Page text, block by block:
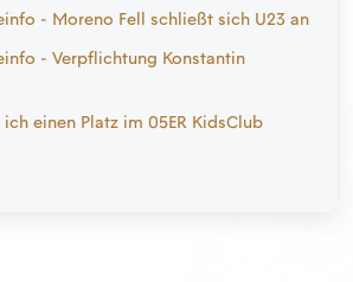
- Moreno Fell schließt sich U23 an
- Verpflichtung Konstantin
einen Platz im 05ER KidsClub